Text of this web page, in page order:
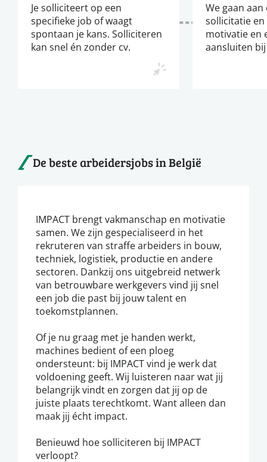
Je solliciteert op een
specifieke job of waagt
spontaan je kans. Solliciteren
kan snel én zonder cv.
We gaan
sollicitatie
motivatie en
aansluiten
De beste arbeidersjobs in België
IMPACT brengt vakmanschap en motivatie
samen. We zijn gespecialiseerd in het
rekruteren van straffe arbeiders in bouw,
techniek, logistiek, productie en andere
sectoren. Dankzij ons uitgebreid netwerk
van betrouwbare werkgevers vind jij snel
een job die past bij jouw talent en
toekomstplannen.
Of je nu graag met je handen werkt,
machines bedient of een ploeg
ondersteunt: bij IMPACT vind je werk dat
voldoening geeft. Wij luisteren naar wat jij
belangrijk vindt en zorgen dat jij op de
juiste plaats terechtkomt. Want alleen dan
maak jij écht impact.
Benieuwd hoe solliciteren bij IMPACT
verloopt?